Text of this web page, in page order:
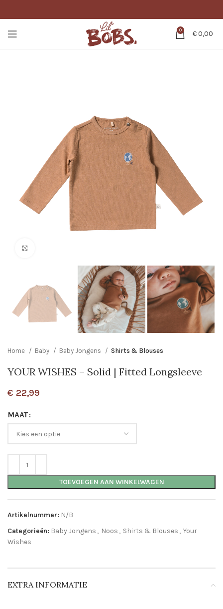
0 €0,00
Home Baby Baby Jongens Shirts & Blouses
YOUR WISHES – Solid | Fitted Longsleeve
€ 22,99
MAAT
TOEVOEGEN AAN WINKELWAGEN
Artikelnummer: N/B
Categorieën: Baby Jongens , Noos , Shirts & Blouses , Your
Wishes
EXTRA INFORMATIE